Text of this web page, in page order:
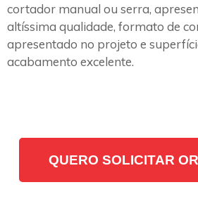
cortador manual ou serra,
altíssima qualidade, formato de
apresentado no projeto e
acabamento excelente.
QUERO SOLICITAR